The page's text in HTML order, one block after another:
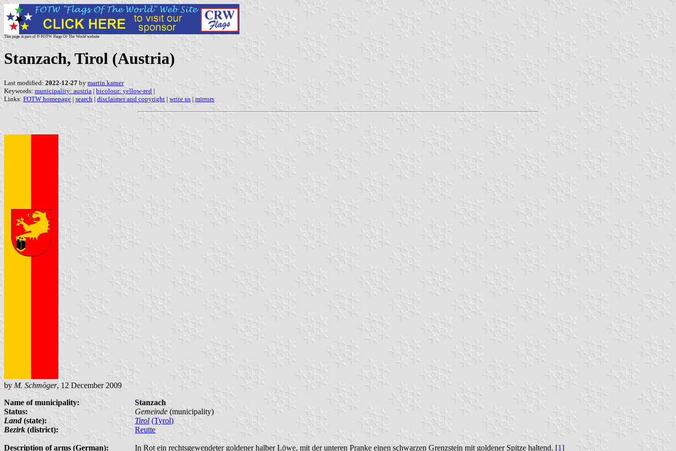
This page is part of © FOTW Flags Of The World website
Stanzach, Tirol (Austria)
Last modified: 2022-12-27 by martin karner
Keywords: municipality: austria | bicolour: yellow-red |
Links: FOTW homepage | search | disclaimer and copyright | write us | mirrors
by M. Schmöger, 12 December 2009
Name of municipality:
Stanzach
Status:
Gemeinde (municipality)
Land(state): Tirol (Tyrol)
Bezirk (district): Reutte
Description of arms (German): In Rot ein rechtsgewendeter goldener halber Löwe, mit der unteren Pranke einen schwarzen Grenzstein mit goldener Spitze haltend. [1]